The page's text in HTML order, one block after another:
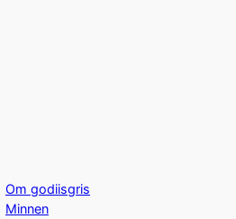
Om godiisgris
Minnen